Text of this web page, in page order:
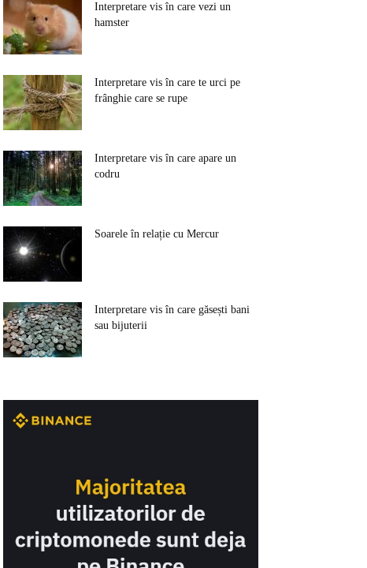
Interpretare vis în care vezi un
hamster
Interpretare vis în care te urci pe
frânghie care se rupe
Interpretare vis în care apare un
codru
Soarele în relație cu Mercur
Interpretare vis în care găsești bani
sau bijuterii